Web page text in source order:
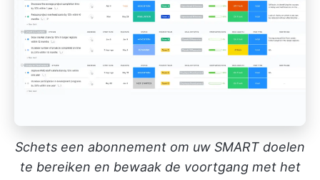
Schets een abonnement om uw SMART doelen
te bereiken en bewaak de voortgang met het